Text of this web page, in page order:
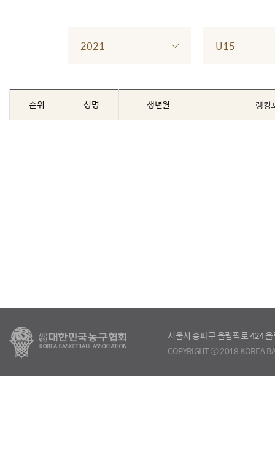
2021 U15
순위 성명 생년월 랭킹
서울시 송파구 올림픽로 424
COPYRIGHT ⓒ 2018 KOREA